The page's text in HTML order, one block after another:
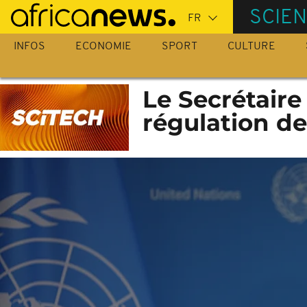
Passer
au
contenu
INFOS ECONOMIE SPORT CULTURE
Le
régulation